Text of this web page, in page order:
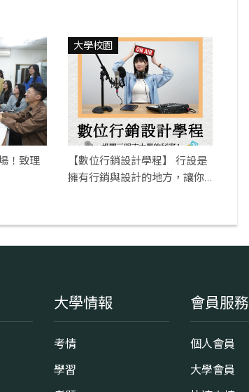
！致理
大學校園
【數位行銷設計學程】 行設是
擁有行銷與設計的地方，讓你
大學情報
考情
學習
會員服務
個人會員
大學會員